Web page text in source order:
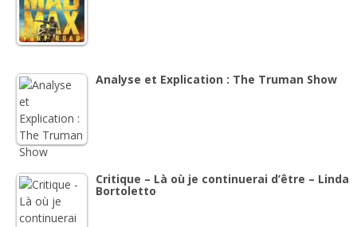
Analyse et Explication : The Truman Show
Critique – Là où je continuerai d’être – Linda
Bortoletto